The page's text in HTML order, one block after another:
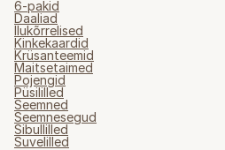
6-pakid
Daaliad
Ilukõrrelised
Kinkekaardid
Krüsanteemid
Maitsetaimed
Pojengid
Püsililled
Seemned
Seemnesegud
Sibullilled
Suvelilled